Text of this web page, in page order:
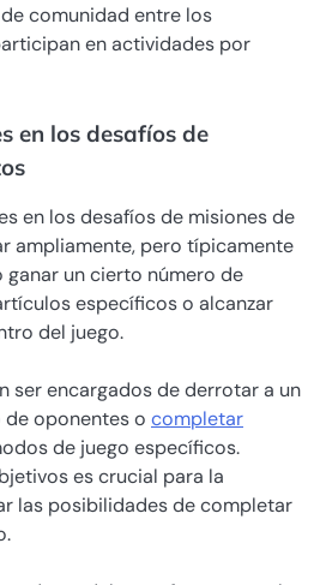
comunidad entre los
en actividades por
en los desafíos de
en los desafíos de misiones de
ampliamente, pero típicamente
ganar un cierto número de
específicos o alcanzar
del juego.
ser encargados de derrotar a un
oponentes o completar
de juego específicos.
es crucial para la
las posibilidades de completar